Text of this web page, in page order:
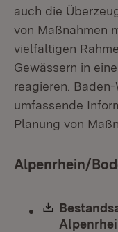
auch die
von Maßnahmen
vielfältigen
Gewässern in
reagieren.
umfassende
Planung von
Alpenrhein/